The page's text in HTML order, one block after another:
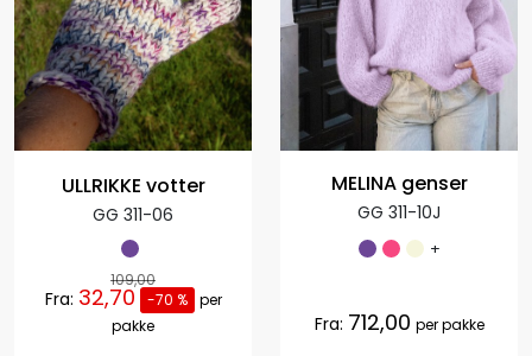
ULLRIKKE votter
GG 311-06
109,00
Fra: 32,70 -70 %
per
pakke
MELINA genser
GG 311-10J
+
Fra: 712,00 per pakke